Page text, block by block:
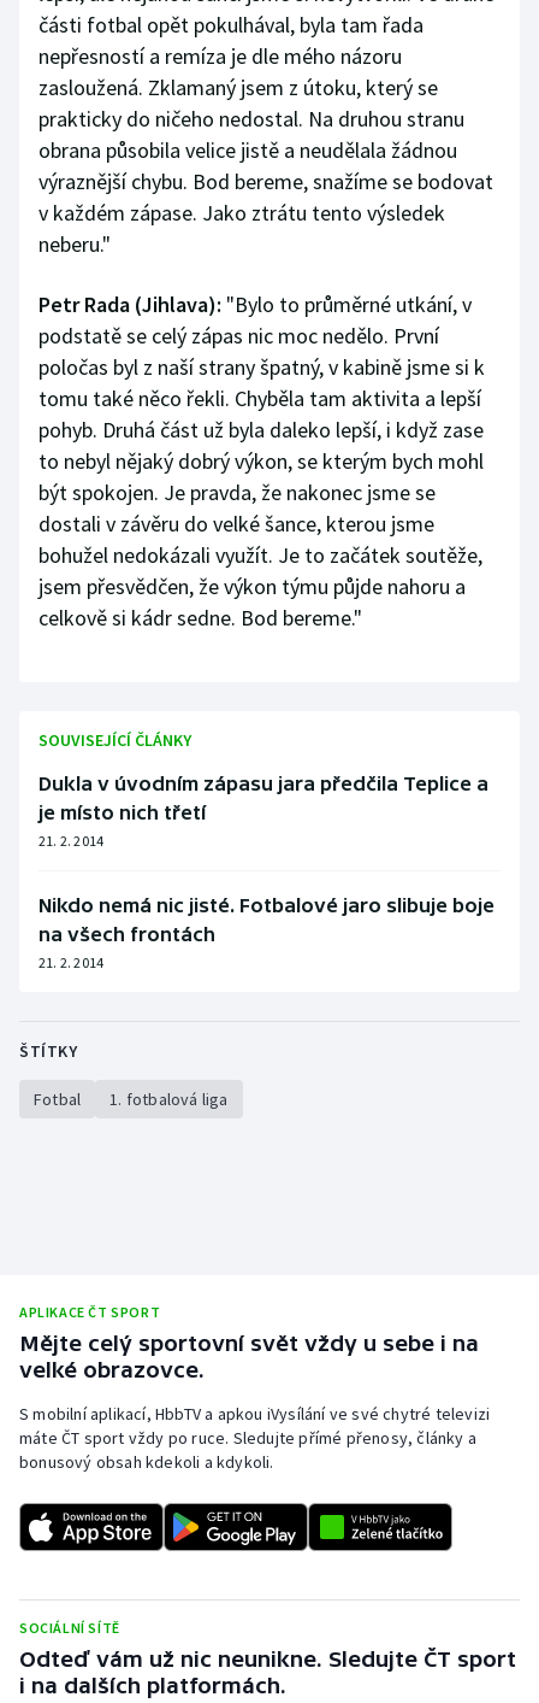
Stolní tenis
Triatlon
Veslování
Vodní slalom
Volejbal
Ostatní
části fotbal opět pokulhával, byla tam řada
nepřesností a remíza je dle mého názoru
zasloužená. Zklamaný jsem z útoku, který se
prakticky do ničeho nedostal. Na druhou stranu
obrana působila velice jistě a neudělala žádnou
výraznější chybu. Bod bereme, snažíme se bodovat
v každém zápase. Jako ztrátu tento výsledek
neberu."
Petr Rada (Jihlava): "Bylo to průměrné utkání, v
podstatě se celý zápas nic moc nedělo. První
poločas byl z naší strany špatný, v kabině jsme si k
tomu také něco řekli. Chyběla tam aktivita a lepší
pohyb. Druhá část už byla daleko lepší, i když zase
to nebyl nějaký dobrý výkon, se kterým bych mohl
být spokojen. Je pravda, že nakonec jsme se
dostali v závěru do velké šance, kterou jsme
bohužel nedokázali využít. Je to začátek soutěže,
jsem přesvědčen, že výkon týmu půjde nahoru a
celkově si kádr sedne. Bod bereme."
SOUVISEJÍCÍ ČLÁNKY
Dukla v úvodním zápasu jara předčila Teplice a
je místo nich třetí
21. 2. 2014
Nikdo nemá nic jisté. Fotbalové jaro slibuje boje
na všech frontách
21. 2. 2014
ŠTÍTKY
Fotbal 1. fotbalová liga
APLIKACE ČT SPORT
Mějte celý sportovní svět vždy u sebe i na
velké obrazovce.
S mobilní aplikací, HbbTV a apkou iVysílání ve své chytré televizi
máte ČT sport vždy po ruce. Sledujte přímé přenosy, články a
bonusový obsah kdekoli a kdykoli.
SOCIÁLNÍ SÍTĚ
Odteď vám už nic neunikne. Sledujte ČT sport
i na dalších platformách.